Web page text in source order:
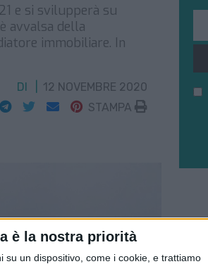
è la nostra priorità
su un dispositivo, come i cookie, e trattiamo
e si svilupperà su
avvalsa della
immobiliare. In
DI
12 NOVEMBRE 2020
STAMPA